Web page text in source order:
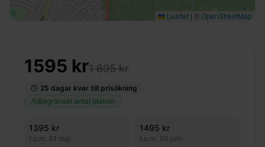
Leaflet | ©OpenStreetMap
1595 kr1 695 kr
25 dagar kvar till prisökning
Begränsat antal platser
1395 kr
t.o.m. 31 maj
1495 kr
t.o.m. 30 juni